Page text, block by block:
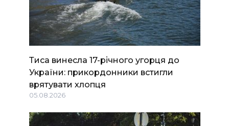
Тиса винесла 17-річного угорця до
України: прикордонники встигли
врятувати хлопця
05.08.2026